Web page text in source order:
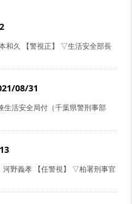
和久 【警視正】 ▽生活安全部長
08/31
活安全局付（千葉県警刑事部
河野義孝 【任警視】 ▽柏署刑事官